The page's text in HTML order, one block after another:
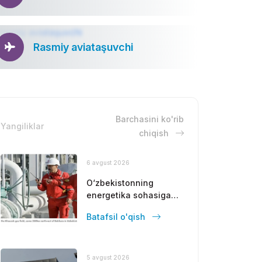
Rasmiy aviataşuvchi
Yangiliklar
Barchasini ko'rib
chiqish
6 avgust 2026
O‘zbekistonning
energetika sohasiga
davlatlaridan yirik
Batafsil o'qish
5 avgust 2026